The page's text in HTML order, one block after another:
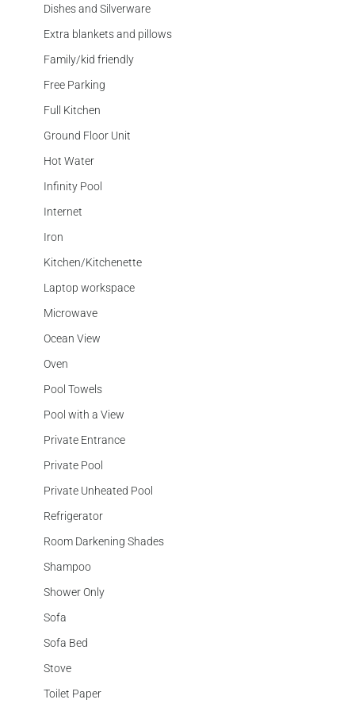
Dishes and Silverware
Extra blankets and pillows
Family/kid friendly
Free Parking
Full Kitchen
Ground Floor Unit
Hot Water
Infinity Pool
Internet
Iron
Kitchen/Kitchenette
Laptop workspace
Microwave
Ocean View
Oven
Pool Towels
Pool with a View
Private Entrance
Private Pool
Private Unheated Pool
Refrigerator
Room Darkening Shades
Shampoo
Shower Only
Sofa
Sofa Bed
Stove
Toilet Paper